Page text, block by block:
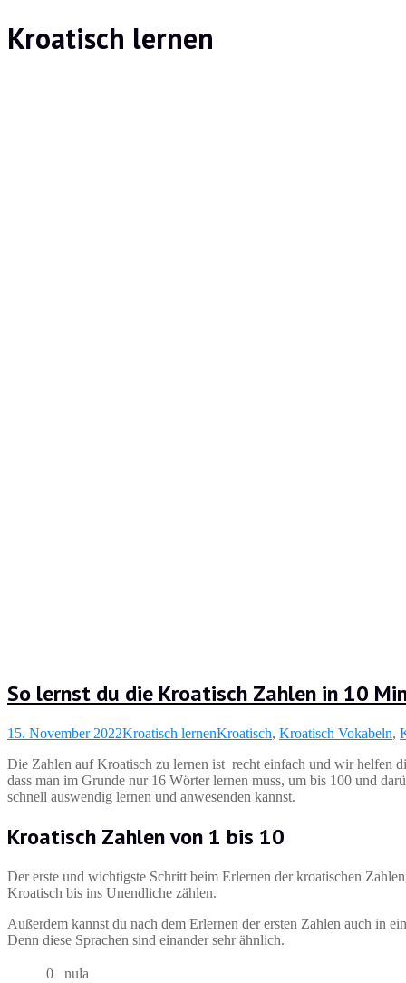
Kroatisch lernen
So lernst du die Kroatisch Zahlen in 10
15. November 2022Kroatisch lernenKroatisch, Kroatisch Vokabeln,
Die Zahlen auf Kroatisch zu lernen ist recht einfach und wir helfen
dass man im Grunde nur 16 Wörter lernen muss, um bis 100 und
schnell auswendig lernen und anwesenden kannst.
Kroatisch Zahlen von 1 bis 10
Der erste und wichtigste Schritt beim Erlernen der kroatischen
Kroatisch bis ins Unendliche zählen.
Außerdem kannst du nach dem Erlernen der ersten Zahlen auch in
Denn diese Sprachen sind einander sehr ähnlich.
0
nula